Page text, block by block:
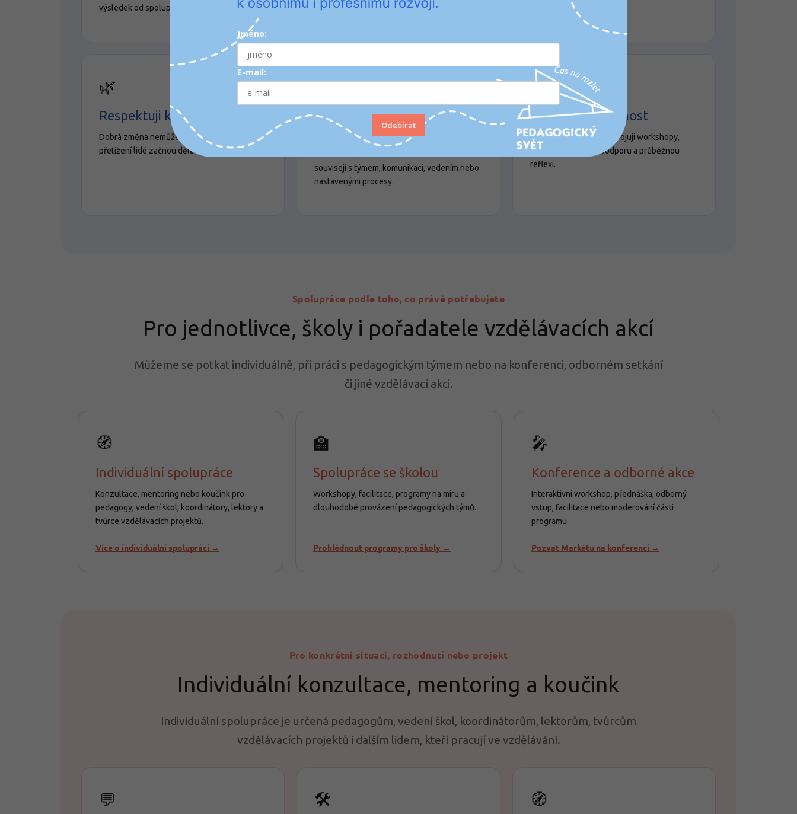
výsledek od spolupráce očekává.
situací.
🌿
Respektuji kapacitu lidí
Dobrá změna nemůže stát na tom, že už
přetížení lidé začnou dělat ještě více.
🔎
Pracuji s člověkem i
systémem
souvisejí s týmem, komunikací, vedením nebo
nastavenými procesy.
🔄
Vytvářím návaznost
U složitějších témat propojuji workshopy,
konzultace, online podporu a průběžnou
reflexi.
Spolupráce podle toho, co právě potřebujete
Pro jednotlivce, školy i pořadatele vzdělávacích akcí
Můžeme se potkat individuálně, při práci s pedagogickým týmem nebo na konferenci, odborném setkání
či jiné vzdělávací akci.
🧭
Individuální spolupráce
Konzultace, mentoring nebo koučink pro
pedagogy, vedení škol, koordinátory, lektory a
tvůrce vzdělávacích projektů.
Více o individuální spolupráci →
🏫
Spolupráce se školou
Workshopy, facilitace, programy na míru a
dlouhodobé provázení pedagogických týmů.
Prohlédnout programy pro školy →
🎤
Konference a odborné akce
Interaktivní workshop, přednáška, odborný
vstup, facilitace nebo moderování části
programu.
Pozvat Markétu na konferenci →
Pro konkrétní situaci, rozhodnutí nebo projekt
Individuální konzultace, mentoring a koučink
Individuální spolupráce je určená pedagogům, vedení škol, koordinátorům, lektorům, tvůrcům
vzdělávacích projektů i dalším lidem, kteří pracují ve vzdělávání.
💬 🛠 🧭
Jméno:
E-mail:
Odebírat